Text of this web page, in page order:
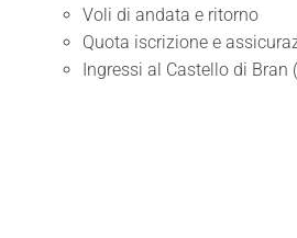
Voli di andata e ritorno
Quota iscrizione e
Ingressi al Castello di Bran